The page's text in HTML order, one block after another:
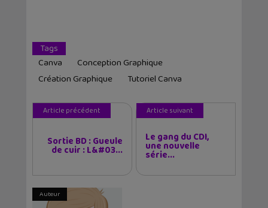
Tags
Canva
Conception Graphique
Création Graphique
Tutoriel Canva
Article précédent
Sortie BD : Gueule
de cuir : L&#03...
Article suivant
Le gang du CDI,
une nouvelle
série...
Auteur